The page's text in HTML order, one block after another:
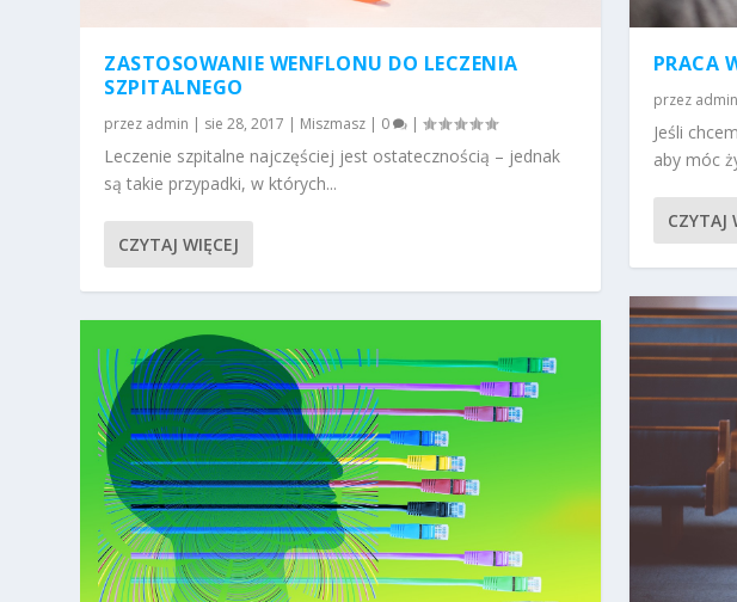
ZASTOSOWANIE WENFLONU DO LECZENIA
SZPITALNEGO
przez admin sie 28, 2017 Miszmasz 0 |
Leczenie szpitalne najczęściej jest ostatecznością – jednak
są takie przypadki, w których...
CZYTAJ WIĘCEJ
PRACA
przez admin
Jeśli
aby móc
CZYTAJ